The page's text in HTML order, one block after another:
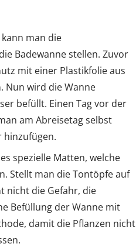
man die
Badewanne stellen. Zuvor
mit einer Plastikfolie aus
Nun wird die Wanne
befüllt. Einen Tag vor der
am Abreisetag selbst
hinzufügen.
spezielle Matten, welche
Stellt man die Tontöpfe auf
nicht die Gefahr, die
Befüllung der Wanne mit
damit die Pflanzen nicht